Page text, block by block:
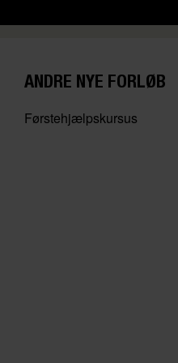
ANDRE NYE FORLØB
Førstehjælpskursus